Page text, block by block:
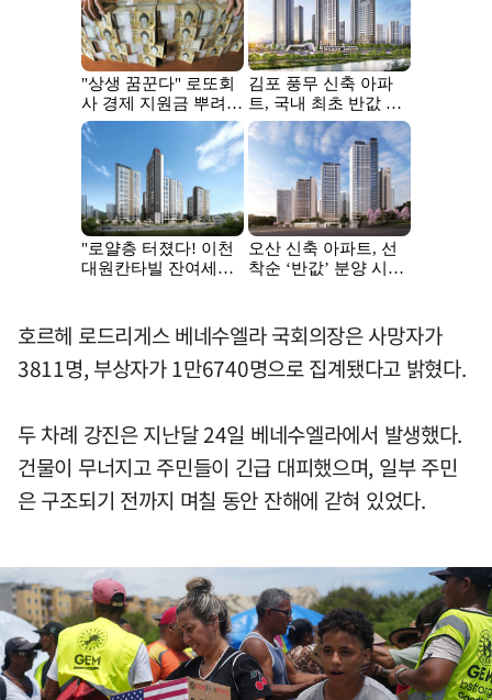
호르헤 로드리게스 베네수엘라 국회의장은 사망자가
3811명, 부상자가 1만6740명으로 집계됐다고 밝혔다.
두 차례 강진은 지난달 24일 베네수엘라에서 발생했다.
건물이 무너지고 주민들이 긴급 대피했으며, 일부 주민
은 구조되기 전까지 며칠 동안 잔해에 갇혀 있었다.